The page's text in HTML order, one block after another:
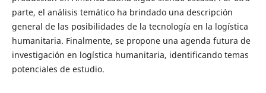
parte, el análisis temático ha brindado una descripción
general de las posibilidades de la tecnología en la logística
humanitaria. Finalmente, se propone una agenda futura de
investigación en logística humanitaria, identificando temas
potenciales de estudio.